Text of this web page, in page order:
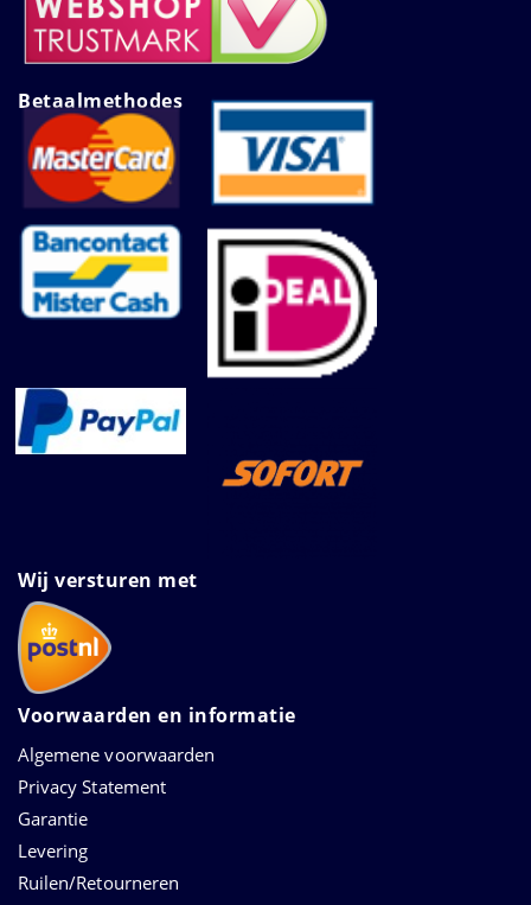
Betaalmethodes
Wij versturen met
Voorwaarden en informatie
Algemene voorwaarden
Privacy Statement
Garantie
Levering
Ruilen/Retourneren